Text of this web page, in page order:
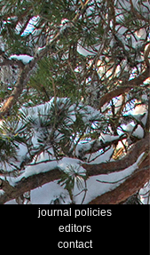
journal policies
editors
contact